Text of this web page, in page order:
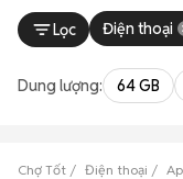
Lọc Điện thoại
Dung lượng: 64 GB
Chợ Tốt Điện thoại